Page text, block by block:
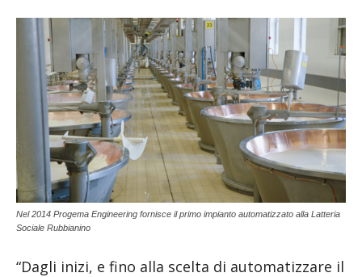
Nel 2014 Progema Engineering fornisce il primo impianto automatizzato alla Latteria
Sociale Rubbianino
“Dagli inizi, e fino alla scelta di automatizzare il